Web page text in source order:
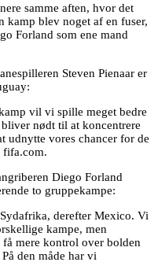
samme aften, hvor det
kamp blev noget af en fuser,
Forland som ene mand
Steven Pienaar er
vil vi spille meget bedre
nødt til at koncentrere
udnytte vores chancer for de
fifa.com.
Diego Forland
to gruppekampe:
derefter Mexico. Vi
kampe, men
mere kontrol over bolden
På den måde har vi